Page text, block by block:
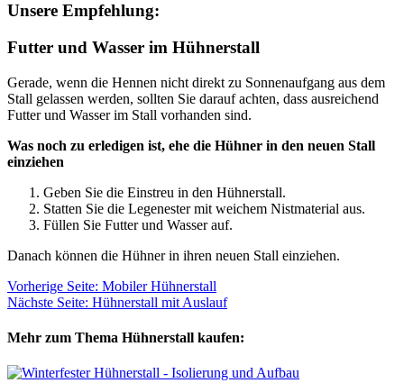
Unsere Empfehlung:
Futter und Wasser im Hühnerstall
Gerade, wenn die Hennen nicht direkt zu Sonnenaufgang aus dem
Stall gelassen werden, sollten Sie darauf achten, dass ausreichend
Futter und Wasser im Stall vorhanden sind.
Was noch zu erledigen ist, ehe die Hühner in den neuen Stall
einziehen
Geben Sie die Einstreu in den Hühnerstall.
Statten Sie die Legenester mit weichem Nistmaterial aus.
Füllen Sie Futter und Wasser auf.
Danach können die Hühner in ihren neuen Stall einziehen.
Vorherige Seite: Mobiler Hühnerstall
Nächste Seite: Hühnerstall mit Auslauf
Mehr zum Thema Hühnerstall kaufen: